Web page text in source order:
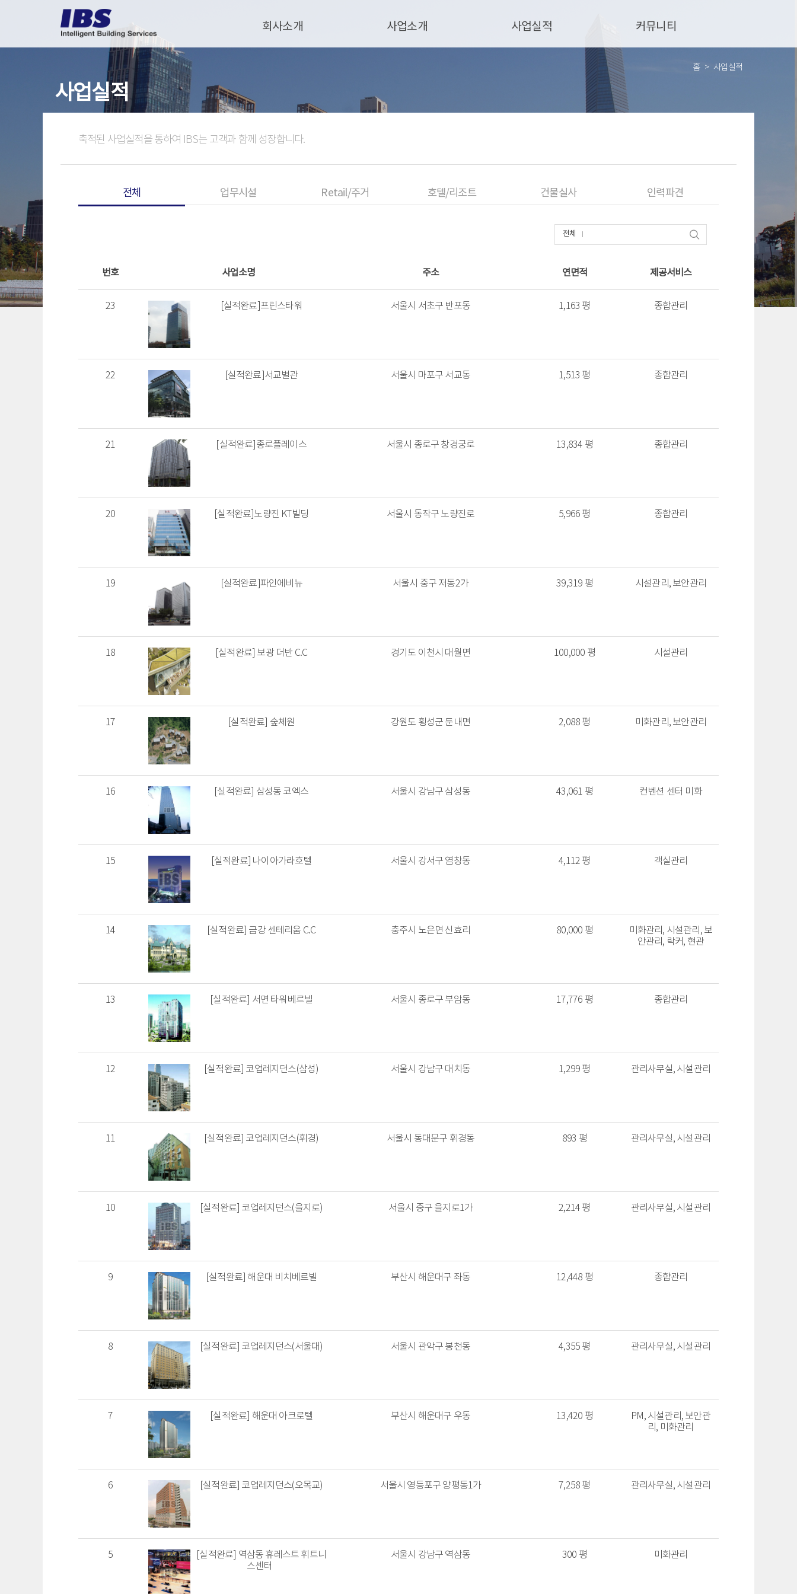
회사소개 사업소개 사업실적 커뮤니티
사업실적
홈 사업실적
축적된 사업실적을 통하여 IBS는 고객과 함께 성장합니다.
전체 업무시설 Retail/주거 호텔/리조트 건물실사 인력파견
전체
번호 사업소명 주소 연면적 제공서비스
23 [실적완료]프린스타워 서울시 서초구 반포동 1,163 평 종합관리
22 [실적완료]서교별관 서울시 마포구 서교동 1,513 평 종합관리
21 [실적완료]종로플레이스 서울시 종로구 창경궁로 13,834 평 종합관리
20 [실적완료]노량진 KT빌딩 서울시 동작구 노량진로 5,966 평 종합관리
19 [실적완료]파인에비뉴 서울시 중구 저동2가 39,319 평 시설관리, 보안관리
18 [실적완료] 보광 더반 C.C 경기도 이천시 대월면 100,000 평 시설관리
17 [실적완료] 숲체원 강원도 횡성군 둔내면 2,088 평 미화관리, 보안관리
16 [실적완료] 삼성동 코엑스 서울시 강남구 삼성동 43,061 평 컨벤션 센터 미화
15 [실적완료] 나이아가라호텔 서울시 강서구 염창동 4,112 평 객실관리
14 [실적완료] 금강 센테리움 C.C 충주시 노은면 신효리 80,000 평
미화관리, 시설관리, 보
안관리, 락커, 현관
13 [실적완료] 서면 타워베르빌 서울시 종로구 부암동 17,776 평 종합관리
12 [실적완료] 코업레지던스(삼성) 서울시 강남구 대치동 1,299 평 관리사무실, 시설관리
11 [실적완료] 코업레지던스(휘경) 서울시 동대문구 휘경동 893 평 관리사무실, 시설관리
10 [실적완료] 코업레지던스(을지로) 서울시 중구 을지로1가 2,214 평 관리사무실, 시설관리
9 [실적완료] 해운대 비치베르빌 부산시 해운대구 좌동 12,448 평 종합관리
8 [실적완료] 코업레지던스(서울대) 서울시 관악구 봉천동 4,355 평 관리사무실, 시설관리
7 [실적완료] 해운대 아크로텔 부산시 해운대구 우동 13,420 평
PM, 시설관리, 보안관
리, 미화관리
6 [실적완료] 코업레지던스(오목교) 서울시 영등포구 양평동1가 7,258 평 관리사무실, 시설관리
5
[실적완료] 역삼동 휴레스트 휘트니
스센터
서울시 강남구 역삼동 300 평 미화관리